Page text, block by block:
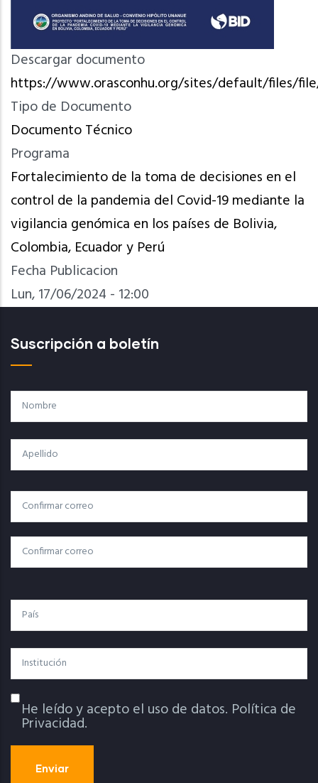
Descargar documento
https://www.orasconhu.org/sites/default/files/
Tipo de Documento
Documento Técnico
Programa
Fortalecimiento de la toma de decisiones en el
control de la pandemia del Covid-19 mediante la
vigilancia genómica en los países de Bolivia,
Colombia, Ecuador y Perú
Fecha Publicacion
Lun, 17/06/2024 - 12:00
Suscripción a boletín
Nombre
Apellido
Correo
Electrónico
Correo Electrónico
Confirmar Correo
País
Institución
Política De Privacidad
He leído y acepto el uso de datos. Política de
Privacidad.